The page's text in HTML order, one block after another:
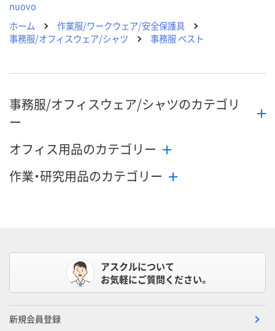
nuovo
ホーム
作業服/ワークウェア/安全保護具
事務服/オフィスウェア/シャツ
事務服 ベスト
事務服/オフィスウェア/シャツのカテゴリ
ー
オフィス用品のカテゴリー
作業・研究用品のカテゴリー
アスクルについて
お気軽にご質問ください。
新規会員登録